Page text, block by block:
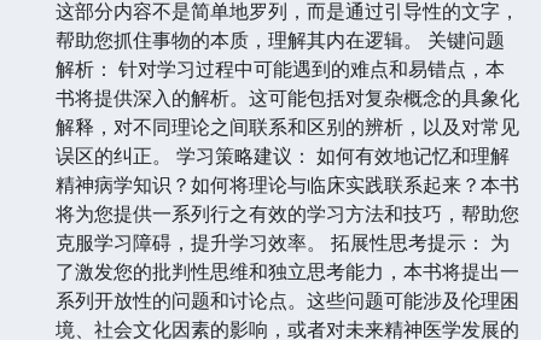
这部分内容不是简单地罗列，而是通过引导性的文字，
帮助您抓住事物的本质，理解其内在逻辑。 关键问题
解析： 针对学习过程中可能遇到的难点和易错点，本
书将提供深入的解析。这可能包括对复杂概念的具象化
解释，对不同理论之间联系和区别的辨析，以及对常见
误区的纠正。 学习策略建议： 如何有效地记忆和理解
精神病学知识？如何将理论与临床实践联系起来？本书
将为您提供一系列行之有效的学习方法和技巧，帮助您
克服学习障碍，提升学习效率。 拓展性思考提示： 为
了激发您的批判性思维和独立思考能力，本书将提出一
系列开放性的问题和讨论点。这些问题可能涉及伦理困
境、社会文化因素的影响，或者对未来精神医学发展的